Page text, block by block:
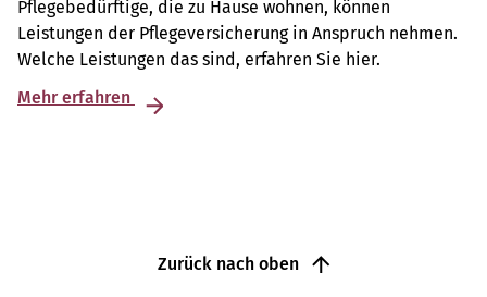
Pflegebedürftige, die zu Hause wohnen, können
Leistungen der Pflegeversicherung in Anspruch nehmen.
Welche Leistungen das sind, erfahren Sie hier.
Mehr erfahren
Zurück nach oben